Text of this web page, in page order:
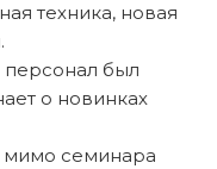
техника, новая
был
о новинках
мимо семинара